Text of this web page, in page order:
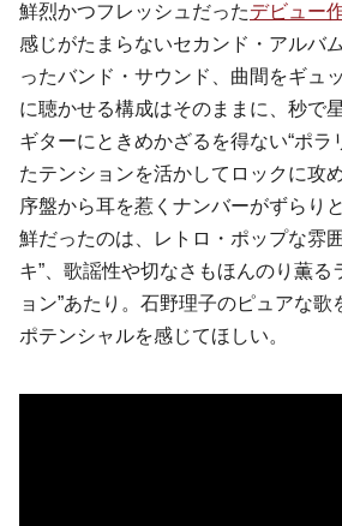
鮮烈かつフレッシュだったデビュー
感じがたまらないセカンド・アルバ
ったバンド・サウンド、曲間をギュ
に聴かせる構成はそのままに、秒で
ギターにときめかざるを得ない“ポラ
たテンションを活かしてロックに攻め
序盤から耳を惹くナンバーがずらり
鮮だったのは、レトロ・ポップな雰
キ”、歌謡性や切なさもほんのり薫る
ョン”あたり。石野理子のピュアな
ポテンシャルを感じてほしい。